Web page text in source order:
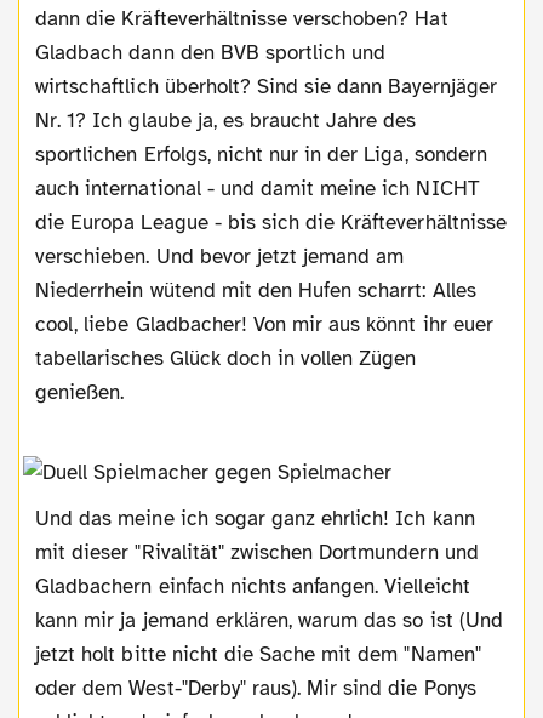
dann die Kräfteverhältnisse verschoben? Hat
Gladbach dann den BVB sportlich und
wirtschaftlich überholt? Sind sie dann Bayernjäger
Nr. 1? Ich glaube ja, es braucht Jahre des
sportlichen Erfolgs, nicht nur in der Liga, sondern
auch international - und damit meine ich NICHT
die Europa League - bis sich die Kräfteverhältnisse
verschieben. Und bevor jetzt jemand am
Niederrhein wütend mit den Hufen scharrt: Alles
cool, liebe Gladbacher! Von mir aus könnt ihr euer
tabellarisches Glück doch in vollen Zügen
genießen.
Und das meine ich sogar ganz ehrlich! Ich kann
mit dieser "Rivalität" zwischen Dortmundern und
Gladbachern einfach nichts anfangen. Vielleicht
kann mir ja jemand erklären, warum das so ist (Und
jetzt holt bitte nicht die Sache mit dem "Namen"
oder dem West-"Derby" raus). Mir sind die Ponys